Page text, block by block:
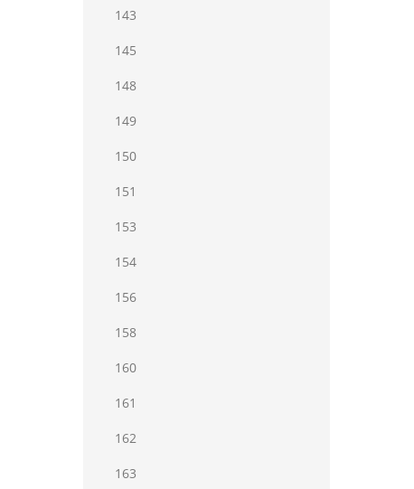
143
145
148
149
150
151
153
154
156
158
160
161
162
163